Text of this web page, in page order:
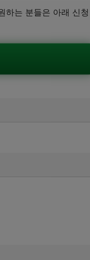
하는 분들은 아래 신청